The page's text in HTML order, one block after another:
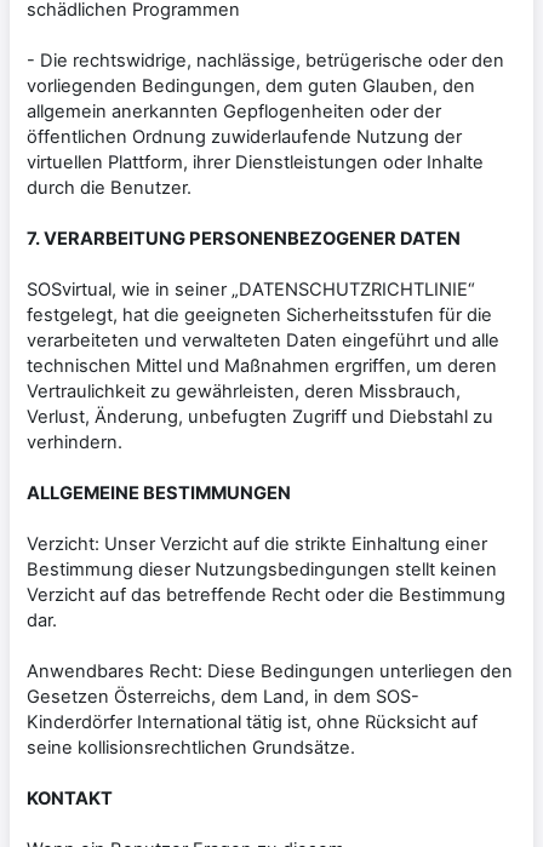
schädlichen Programmen
- Die rechtswidrige, nachlässige, betrügerische oder den
vorliegenden Bedingungen, dem guten Glauben, den
allgemein anerkannten Gepflogenheiten oder der
öffentlichen Ordnung zuwiderlaufende Nutzung der
virtuellen Plattform, ihrer Dienstleistungen oder Inhalte
durch die Benutzer.
7. VERARBEITUNG PERSONENBEZOGENER DATEN
SOSvirtual, wie in seiner „DATENSCHUTZRICHTLINIE“
festgelegt, hat die geeigneten Sicherheitsstufen für die
verarbeiteten und verwalteten Daten eingeführt und alle
technischen Mittel und Maßnahmen ergriffen, um deren
Vertraulichkeit zu gewährleisten, deren Missbrauch,
Verlust, Änderung, unbefugten Zugriff und Diebstahl zu
verhindern.
ALLGEMEINE BESTIMMUNGEN
Verzicht: Unser Verzicht auf die strikte Einhaltung einer
Bestimmung dieser Nutzungsbedingungen stellt keinen
Verzicht auf das betreffende Recht oder die Bestimmung
dar.
Anwendbares Recht: Diese Bedingungen unterliegen den
Gesetzen Österreichs, dem Land, in dem SOS-
Kinderdörfer International tätig ist, ohne Rücksicht auf
seine kollisionsrechtlichen Grundsätze.
KONTAKT